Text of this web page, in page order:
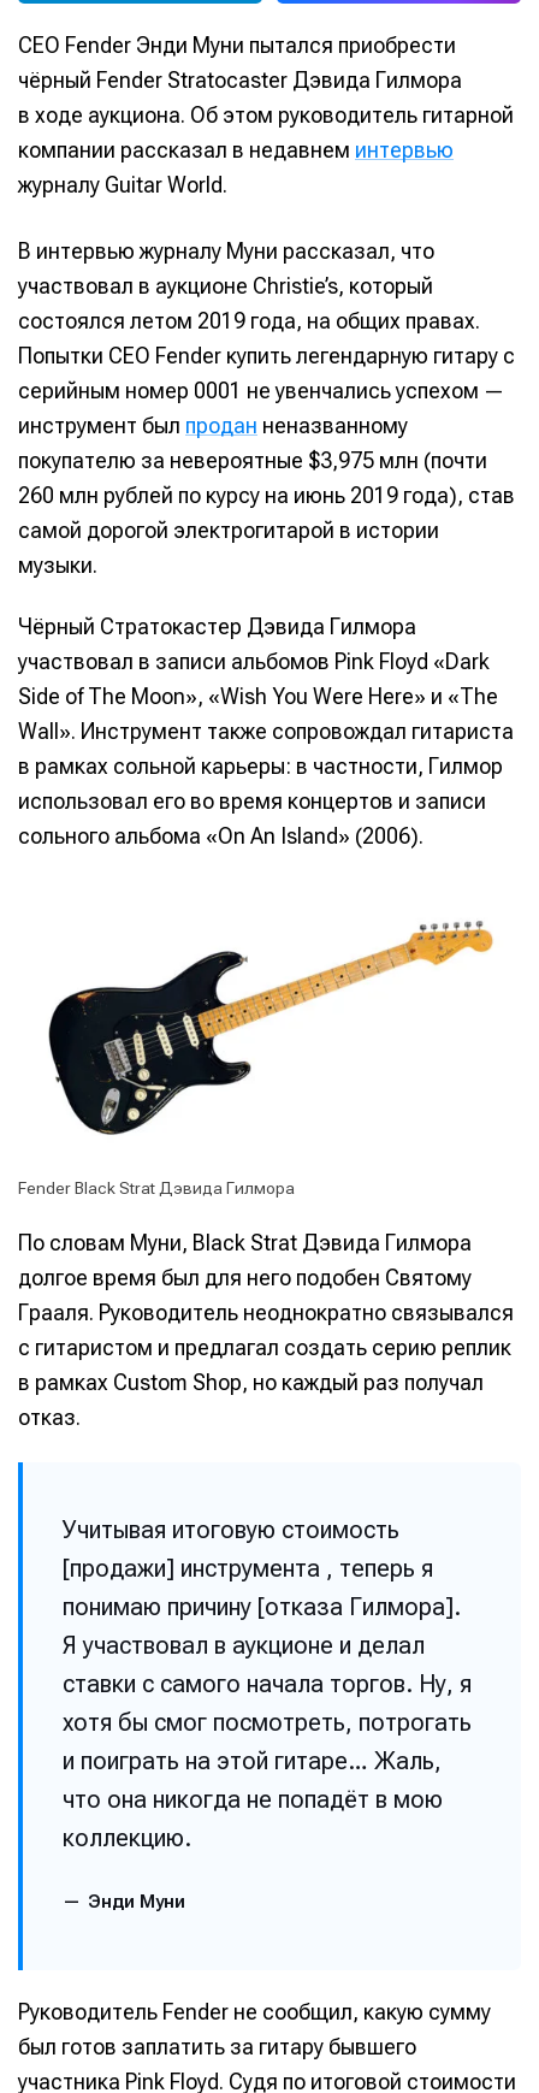
CEO Fender Энди Муни пытался приобрести
чёрный Fender Stratocaster Дэвида Гилмора
в ходе аукциона. Об этом руководитель гитарной
компании рассказал в недавнем интервью
журналу Guitar World.
В интервью журналу Муни рассказал, что
участвовал в аукционе Christie’s, который
состоялся летом 2019 года, на общих правах.
Попытки CEO Fender купить легендарную гитару с
серийным номер 0001 не увенчались успехом —
инструмент был продан неназванному
покупателю за невероятные $3,975 млн (почти
260 млн рублей по курсу на июнь 2019 года), став
самой дорогой электрогитарой в истории
музыки.
Чёрный Стратокастер Дэвида Гилмора
участвовал в записи альбомов Pink Floyd «Dark
Side of The Moon», «Wish You Were Here» и «The
Wall». Инструмент также сопровождал гитариста
в рамках сольной карьеры: в частности, Гилмор
использовал его во время концертов и записи
сольного альбома «On An Island» (2006).
Fender Black Strat Дэвида Гилмора
По словам Муни, Black Strat Дэвида Гилмора
долгое время был для него подобен Святому
Грааля. Руководитель неоднократно связывался
с гитаристом и предлагал создать серию реплик
в рамках Custom Shop, но каждый раз получал
отказ.
Учитывая итоговую стоимость
[продажи] инструмента , теперь я
понимаю причину [отказа Гилмора].
Я участвовал в аукционе и делал
ставки с самого начала торгов. Ну, я
хотя бы смог посмотреть, потрогать
и поиграть на этой гитаре… Жаль,
что она никогда не попадёт в мою
коллекцию.
Энди Муни
Руководитель Fender не сообщил, какую сумму
был готов заплатить за гитару бывшего
участника Pink Floyd. Судя по итоговой стоимости